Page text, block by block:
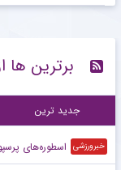
برترین ها
جدید ترین
خبرورزشی اسطوره‌های